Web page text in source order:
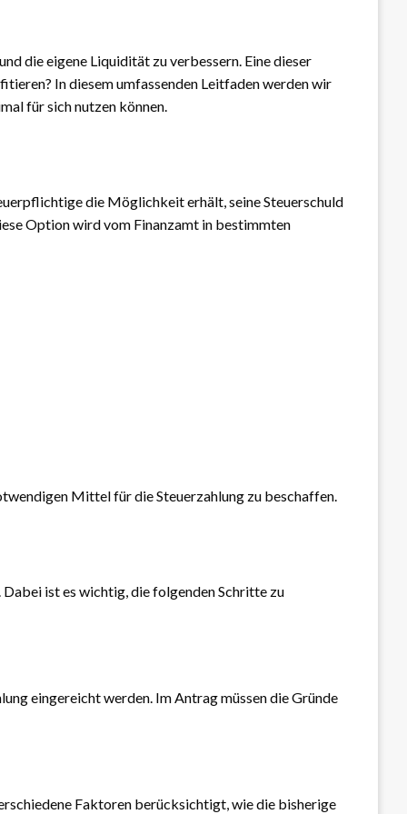
die eigene Liquidität zu verbessern. Eine dieser
In diesem umfassenden Leitfaden werden wir
für sich nutzen können.
die Möglichkeit erhält, seine Steuerschuld
Option wird vom Finanzamt in bestimmten
Mittel für die Steuerzahlung zu beschaffen.
ist es wichtig, die folgenden Schritte zu
eingereicht werden. Im Antrag müssen die Gründe
Faktoren berücksichtigt, wie die bisherige